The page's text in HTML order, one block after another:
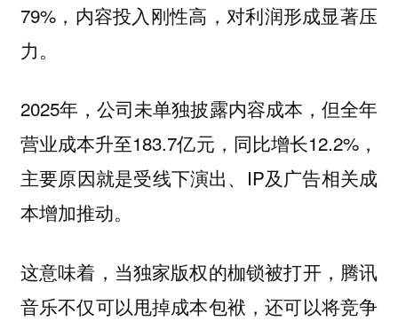
79%，内容投入刚性高，对利润形成显著压
力。
2025年，公司未单独披露内容成本，但全年
营业成本升至183.7亿元，同比增长12.2%，
主要原因就是受线下演出、IP及广告相关成
本增加推动。
这意味着，当独家版权的枷锁被打开，腾讯
音乐不仅可以甩掉成本包袱，还可以将竞争